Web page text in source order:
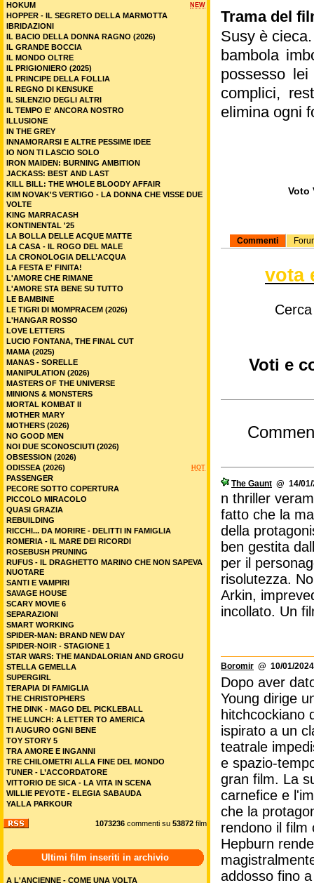
Trama del
Susy è
bambola
possesso
complici,
elimina ogni
Voto
Commenti
vota
Voti e
The Gaunt @ 14/
n thriller
fatto che la
della
ben gestita
per il
risolutezza.
Arkin,
incollato. Un
Boromir @ 10/01/
Dopo aver
Young dirige
hitchcockiano
ispirato a un
teatrale
e spazio-
gran film. La
carnefice e
che la
rendono il film
Hepburn
addosso fino
NEW
HOKUM
HOPPER - IL SEGRETO DELLA MARMOTTA
IBRIDAZIONI
IL BACIO DELLA DONNA RAGNO (2026)
IL GRANDE BOCCIA
IL MONDO OLTRE
IL PRIGIONIERO (2025)
IL PRINCIPE DELLA FOLLIA
IL REGNO DI KENSUKE
IL SILENZIO DEGLI ALTRI
IL TEMPO E' ANCORA NOSTRO
ILLUSIONE
IN THE GREY
INNAMORARSI E ALTRE PESSIME IDEE
IO NON TI LASCIO SOLO
IRON MAIDEN: BURNING AMBITION
JACKASS: BEST AND LAST
KILL BILL: THE WHOLE BLOODY AFFAIR
KIM NOVAK'S VERTIGO - LA DONNA CHE VISSE DUE
VOLTE
KING MARRACASH
KONTINENTAL '25
LA BOLLA DELLE ACQUE MATTE
LA CASA - IL ROGO DEL MALE
LA CRONOLOGIA DELL’ACQUA
LA FESTA E' FINITA!
L'AMORE CHE RIMANE
L'AMORE STA BENE SU TUTTO
LE BAMBINE
LE TIGRI DI MOMPRACEM (2026)
L'HANGAR ROSSO
LOVE LETTERS
LUCIO FONTANA, THE FINAL CUT
MAMA (2025)
MANAS - SORELLE
MANIPULATION (2026)
MASTERS OF THE UNIVERSE
MINIONS & MONSTERS
MORTAL KOMBAT II
MOTHER MARY
MOTHERS (2026)
NO GOOD MEN
NOI DUE SCONOSCIUTI (2026)
OBSESSION (2026)
HOT
ODISSEA (2026)
PASSENGER
PECORE SOTTO COPERTURA
PICCOLO MIRACOLO
QUASI GRAZIA
REBUILDING
RICCHI... DA MORIRE - DELITTI IN FAMIGLIA
ROMERIA - IL MARE DEI RICORDI
ROSEBUSH PRUNING
RUFUS - IL DRAGHETTO MARINO CHE NON SAPEVA
NUOTARE
SANTI E VAMPIRI
SAVAGE HOUSE
SCARY MOVIE 6
SEPARAZIONI
SMART WORKING
SPIDER-MAN: BRAND NEW DAY
SPIDER-NOIR - STAGIONE 1
STAR WARS: THE MANDALORIAN AND GROGU
STELLA GEMELLA
SUPERGIRL
TERAPIA DI FAMIGLIA
THE CHRISTOPHERS
THE DINK - MAGO DEL PICKLEBALL
THE LUNCH: A LETTER TO AMERICA
TI AUGURO OGNI BENE
TOY STORY 5
TRA AMORE E INGANNI
TRE CHILOMETRI ALLA FINE DEL MONDO
TUNER - L’ACCORDATORE
VITTORIO DE SICA - LA VITA IN SCENA
WILLIE PEYOTE - ELEGIA SABAUDA
YALLA PARKOUR
1073236 commenti su 53872 film
Ultimi film inseriti in archivio
A L'ANCIENNE - COME UNA VOLTA